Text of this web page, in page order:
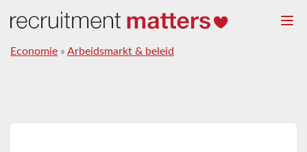
Economie » Arbeidsmarkt & beleid